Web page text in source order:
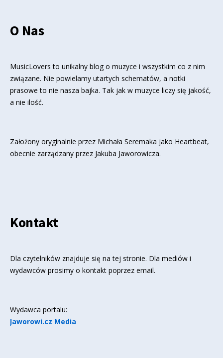
O Nas
MusicLovers to unikalny blog o muzyce i wszystkim co z nim
związane. Nie powielamy utartych schematów, a notki
prasowe to nie nasza bajka. Tak jak w muzyce liczy się jakość,
a nie ilość.
Założony oryginalnie przez Michała Seremaka jako Heartbeat,
obecnie zarządzany przez Jakuba Jaworowicza.
Kontakt
Dla czytelników znajduje się na tej stronie. Dla mediów i
wydawców prosimy o kontakt poprzez email.
Wydawca portalu:
Jaworowi.cz Media